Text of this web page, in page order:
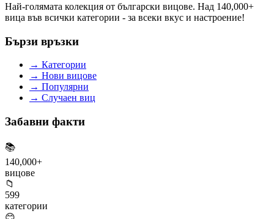
Най-голямата колекция от български вицове. Над 140,000+
вица във всички категории - за всеки вкус и настроение!
Бързи връзки
→ Категории
→ Нови вицове
→ Популярни
→ Случаен виц
Забавни факти
📚
140,000+
вицове
📁
599
категории